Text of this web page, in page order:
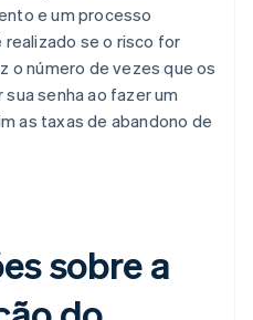
e um processo
se o risco for
o número de vezes que os
senha ao fazer um
as taxas de abandono de
sobre a